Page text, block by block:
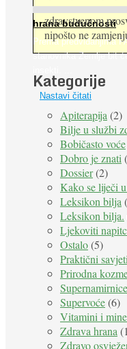
hrana budućnosti
Prema predviđanjima
stanovnika Zemlje bit
Nastavi čitati
zdravstvenom
nipošto ne
Kategorije
Apiterapija (2)
Bilje u službi
Bobičasto voće
Dobro je znati
Dossier(2)
Kako se liječi
Leksikon bilja
Leksikon bilja.
Ljekoviti
Ostalo(5)
Praktični savjeti
Prirodna
Supernamirnice
Supervoće(6)
Vitamini i
Zdrava hrana
Zdravo